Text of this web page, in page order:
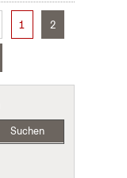
1 2
Suchen